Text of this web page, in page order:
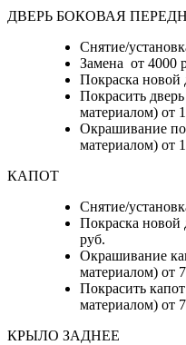
ДВЕРЬ БОКОВАЯ
Снятие/
Замена от 4000
Покраска новой
Покрасить
материалом) от
Окрашивание
материалом) от
КАПОТ
Снятие/
Покраска новой
руб.
Окрашивание
материалом) от
Покрасить
материалом) от
КРЫЛО ЗАДНЕЕ